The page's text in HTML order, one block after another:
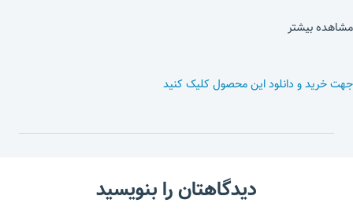
مشاهده بیشتر
جهت خرید و دانلود این محصول کلیک کنید
دیدگاهتان را بنویسید